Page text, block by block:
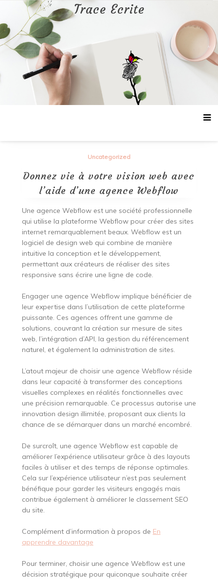
contenu
Trace Ecrite
Uncategorized
Donnez vie à votre vision web avec
l’aide d’une agence Webflow
Une agence Webflow est une société professionnelle
qui utilise la plateforme Webflow pour créer des sites
internet remarquablement beaux. Webflow est un
logiciel de design web qui combine de manière
intuitive la conception et le développement,
permettant aux créateurs de réaliser des sites
responsive sans écrire une ligne de code.
Engager une agence Webflow implique bénéficier de
leur expertise dans l’utilisation de cette plateforme
puissante. Ces agences offrent une gamme de
solutions, couvrant la création sur mesure de sites
web, l’intégration d’API, la gestion du référencement
naturel, et également la administration de sites.
L’atout majeur de choisir une agence Webflow réside
dans leur capacité à transformer des conceptions
visuelles complexes en réalités fonctionnelles avec
une précision remarquable. Ce processus autorise une
innovation design illimitée, proposant aux clients la
chance de se démarquer dans un marché encombré.
De surcroît, une agence Webflow est capable de
améliorer l’expérience utilisateur grâce à des layouts
faciles à utiliser et des temps de réponse optimales.
Cela sur l’expérience utilisateur n’est pas seulement
bénéfique pour garder les visiteurs engagés mais
contribue également à améliorer le classement SEO
du site.
Complément d’information à propos de En
apprendre davantage
Pour terminer, choisir une agence Webflow est une
décision stratégique pour quiconque souhaite créer